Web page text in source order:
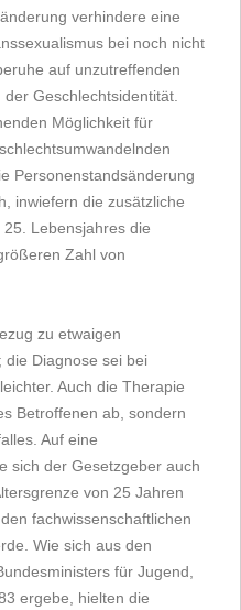
verhindere eine
bei noch nicht
auf unzutreffenden
Geschlechtsidentität.
Möglichkeit für
Personenstandsänderung
inwiefern die zusätzliche
Lebensjahres die
Zahl von
zu etwaigen
die Diagnose sei bei
Auch die Therapie
Betroffenen ab, sondern
Auf eine
sich der Gesetzgeber auch
von 25 Jahren
fachwissenschaftlichen
Wie sich aus den
für Jugend,
ergebe, hielten die